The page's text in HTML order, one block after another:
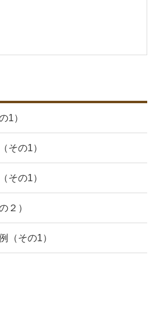
1）
その1）
その1）
２）
（その1）